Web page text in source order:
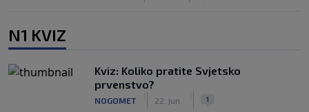
N1 KVIZ
Kviz: Koliko pratite Svjetsko
prvenstvo?
NOGOMET 22. jun. 1